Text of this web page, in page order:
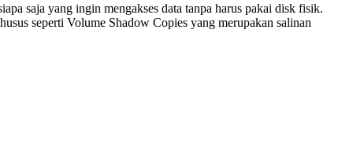
saja yang ingin mengakses data tanpa harus pakai disk fisik.
seperti Volume Shadow Copies yang merupakan salinan